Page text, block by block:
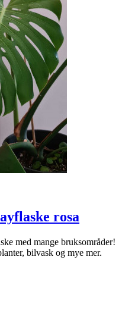
rosa
med mange bruksområder!
bilvask og mye mer.